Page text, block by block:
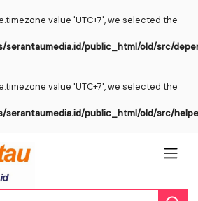
value 'UTC+7', we selected the
serantaumedia.id/public_html/old/src/
value 'UTC+7', we selected the
serantaumedia.id/public_html/old/src/